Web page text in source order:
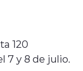
120
7 y 8 de julio.